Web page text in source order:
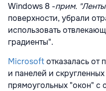
Windows 8 -прим.
поверхности, убрали
использовать
градиенты".
Microsoftотказалась от
и панелей и
прямоугольных "окон" с